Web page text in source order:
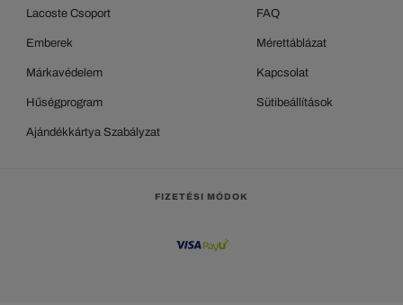
Lacoste Csoport
Emberek
Márkavédelem
Hűségprogram
Ajándékkártya Szabályzat
FAQ
Mérettáblázat
Kapcsolat
Sütibeállítások
FIZETÉSI MÓDOK